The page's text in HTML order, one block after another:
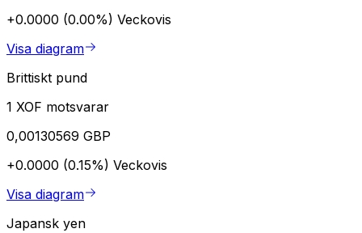
+0.0000 (0.00%) Veckovis
Visa diagram
Brittiskt pund
1 XOF motsvarar
0,00130569 GBP
+0.0000 (0.15%) Veckovis
Visa diagram
Japansk yen